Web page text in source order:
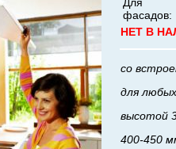
фасадов:
НЕТ В
со
для
высотой
400-450